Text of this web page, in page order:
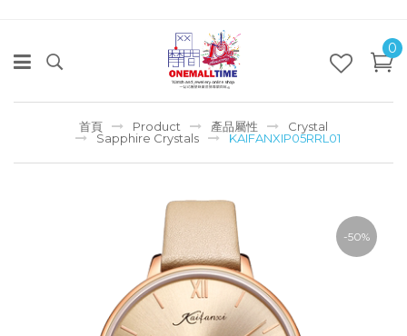
0
首頁 Product 產品屬性
Crystal
Sapphire Crystals
KAIFANXIP05RRL01
-50%